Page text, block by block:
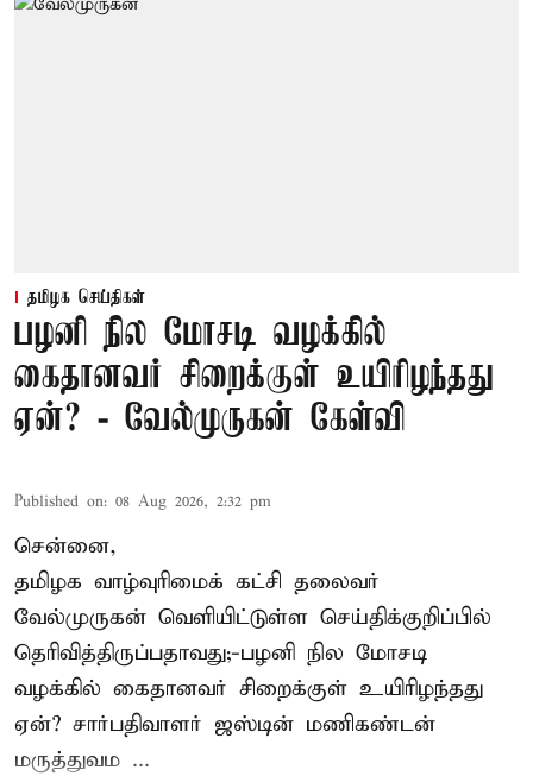
தமிழக செய்திகள்
பழனி நில மோசடி வழக்கில்
கைதானவர் சிறைக்குள் உயிரிழந்தது
ஏன்? - வேல்முருகன் கேள்வி
Published on: 08 Aug 2026, 2:32 pm
சென்னை,
தமிழக வாழ்வுரிமைக் கட்சி தலைவர்
வேல்முருகன் வெளியிட்டுள்ள செய்திக்குறிப்பில்
தெரிவித்திருப்பதாவது;-பழனி நில மோசடி
வழக்கில் கைதானவர் சிறைக்குள் உயிரிழந்தது
ஏன்? சார்பதிவாளர் ஜஸ்டின் மணிகண்டன்
மருத்துவம ...